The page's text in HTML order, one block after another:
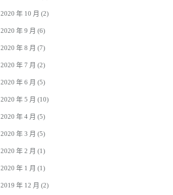
2020 年 10 月 (2)
2020 年 9 月 (6)
2020 年 8 月 (7)
2020 年 7 月 (2)
2020 年 6 月 (5)
2020 年 5 月 (10)
2020 年 4 月 (5)
2020 年 3 月 (5)
2020 年 2 月 (1)
2020 年 1 月 (1)
2019 年 12 月 (2)